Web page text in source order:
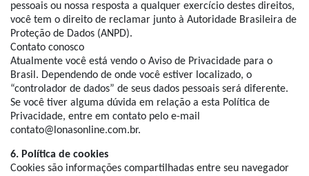
pessoais ou nossa resposta a qualquer exercício destes direitos,
você tem o direito de reclamar junto à Autoridade Brasileira de
Proteção de Dados (ANPD).
Contato conosco
Atualmente você está vendo o Aviso de Privacidade para o
Brasil. Dependendo de onde você estiver localizado, o
“controlador de dados” de seus dados pessoais será diferente.
Se você tiver alguma dúvida em relação a esta Política de
Privacidade, entre em contato pelo e-mail
contato@lonasonline.com.br.
6. Política de cookies
Cookies são informações compartilhadas entre seu navegador